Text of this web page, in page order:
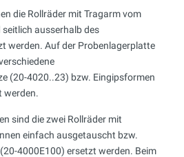
die Rollräder mit Tragarm vom
ausserhalb des
werden. Auf der Probenlagerplatte
(20-4020..23) bzw. Eingipsformen
werden.
sind die zwei Rollräder mit
einfach ausgetauscht bzw.
4000E100) ersetzt werden. Beim